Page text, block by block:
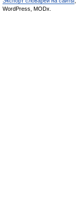
WordPress, MODx.